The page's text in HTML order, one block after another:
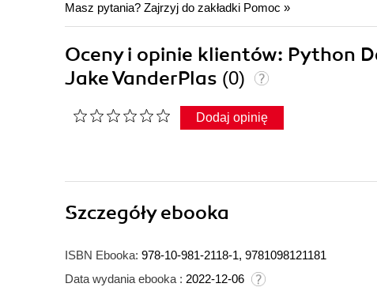
Masz pytania? Zajrzyj do zakładki Pomoc »
Oceny i opinie klientów: Python
Jake VanderPlas (0)
Dodaj opinię
Szczegółyebooka
ISBN Ebooka: 978-10-981-2118-1, 9781098121181
Data wydania ebooka : 2022-12-06